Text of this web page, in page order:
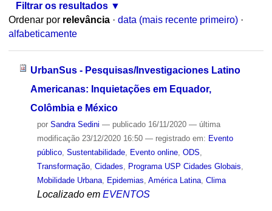
Filtrar os resultados
Ordenar por relevância · data (mais recente primeiro) ·
alfabeticamente
UrbanSus - Pesquisas/Investigaciones Latino
Americanas: Inquietações em Equador,
Colômbia e México
por Sandra Sedini — publicado16/11/2020 — última
modificação23/12/2020 16:50 — registrado em: Evento
público, Sustentabilidade, Evento online, ODS
Transformação, Cidades Programa USP Cidades Globais
Mobilidade Urbana, Epidemias América Latina, Clima
Localizado em EVENTOS